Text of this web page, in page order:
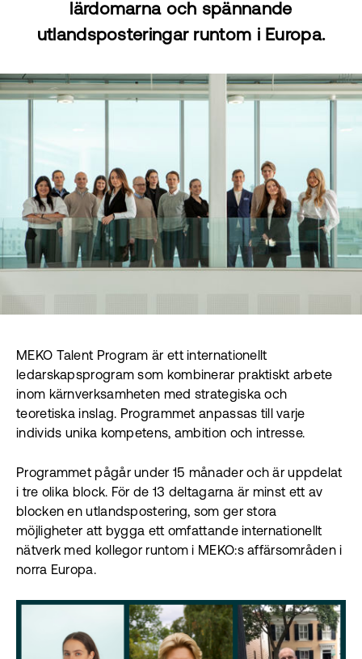
lärdomarna och spännande
utlandsposteringar runtom i Europa.
MEKO Talent Program är ett internationellt
ledarskapsprogram som kombinerar praktiskt arbete
inom kärnverksamheten med strategiska och
teoretiska inslag. Programmet anpassas till varje
individs unika kompetens, ambition och intresse.
Programmet pågår under 15 månader och är uppdelat
i tre olika block. För de 13 deltagarna är minst ett av
blocken en utlandspostering, som ger stora
möjligheter att bygga ett omfattande internationellt
nätverk med kollegor runtom i MEKO:s affärsområden i
norra Europa.